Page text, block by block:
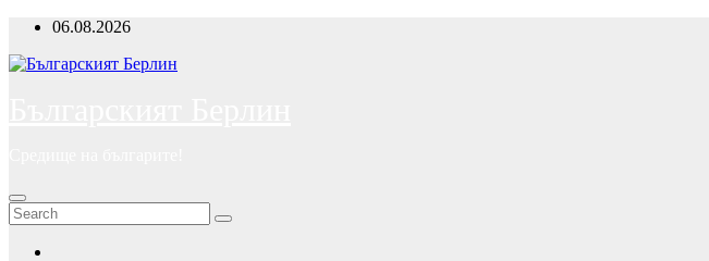
Skip
content
06.08.2026